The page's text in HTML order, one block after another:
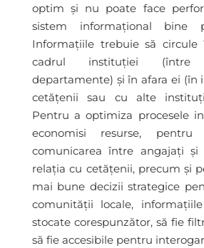
optim și nu poate face
sistem informațional bine
Informațiile trebuie să
cadrul instituției
departamente) și în afara ei (în
cetățenii sau cu alte
Pentru a optimiza procesele
economisi resurse,
comunicarea între angajați și
relația cu cetățenii, precum și
mai bune decizii strategice
comunității locale,
stocate corespunzător, să fie
să fie accesibile pentru